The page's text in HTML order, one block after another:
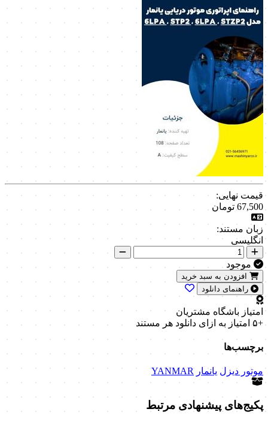
قیمت نهایی:
67,500 تومان
زبان مستند:
انگلیسی
موجود
افزودن به سبد خرید
راهنمای دانلود
امتیاز باشگاه مشتریان
+۵ امتیاز
به ازای دانلود هر مستند
برچسب‌ها
موتور دیزل یانمار YANMAR
پکیج‌های پیشنهادی مرتبط